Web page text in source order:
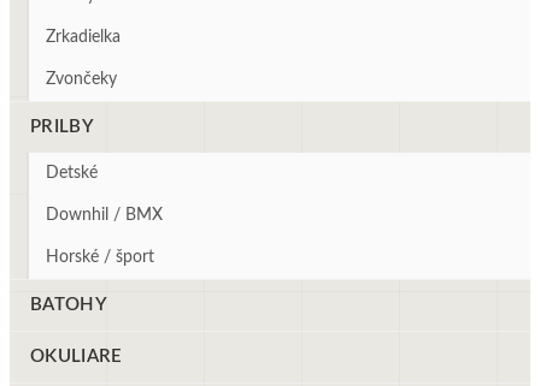
Zrkadielka
Zvončeky
PRILBY
Detské
Downhil / BMX
Horské / šport
BATOHY
OKULIARE